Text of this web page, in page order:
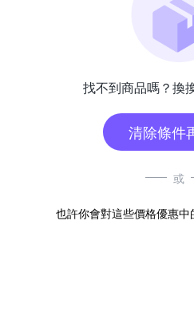
找不到商品嗎？換
清除條件
或
也許你會對這些價格優惠中